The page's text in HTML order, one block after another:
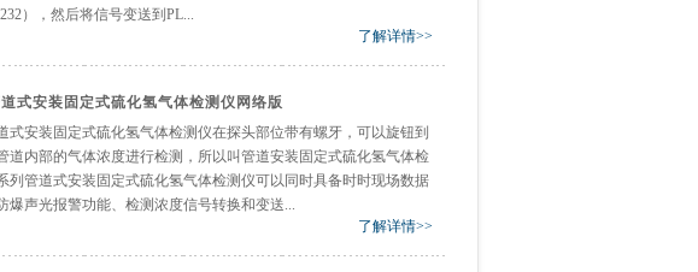
），然后将信号变送到PL...
了解详情>>
式安装固定式硫化氢气体检测仪网络版
式安装固定式硫化氢气体检测仪在探头部位带有螺牙，可以旋钮到
道内部的气体浓度进行检测，所以叫管道安装固定式硫化氢气体检
列管道式安装固定式硫化氢气体检测仪可以同时具备时时现场数据
爆声光报警功能、检测浓度信号转换和变送...
了解详情>>